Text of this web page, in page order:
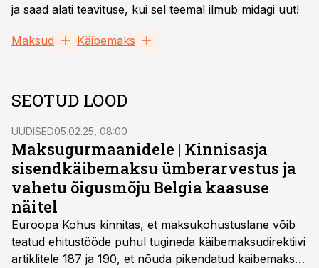
ja saad alati teavituse, kui sel teemal ilmub midagi uut!
Maksud Käibemaks
SEOTUD LOOD
UUDISED05.02.25, 08:00
Maksugurmaanidele | Kinnisasja
sisendkäibemaksu ümberarvestus ja
vahetu õigusmõju Belgia kaasuse
näitel
Euroopa Kohus kinnitas, et maksukohustuslane võib
teatud ehitustööde puhul tugineda käibemaksudirektiivi
artiklitele 187 ja 190, et nõuda pikendatud käibemaksu